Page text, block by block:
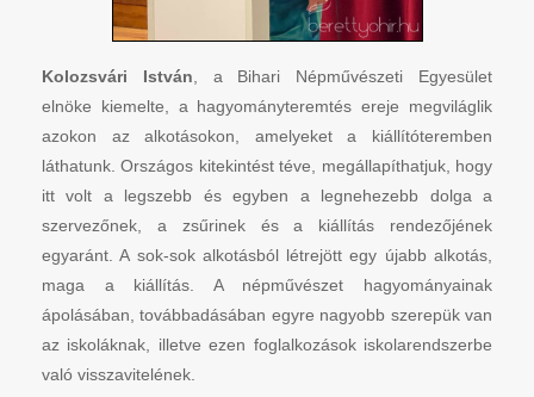
Kolozsvári István , a Bihari Népművészeti Egyesület
elnöke kiemelte, a hagyományteremtés ereje megviláglik
azokon az alkotásokon, amelyeket a kiállítóteremben
láthatunk. Országos kitekintést téve, megállapíthatjuk, hogy
itt volt a legszebb és egyben a legnehezebb dolga a
szervezőnek, a zsűrinek és a kiállítás rendezőjének
egyaránt. A sok-sok alkotásból létrejött egy újabb alkotás,
maga a kiállítás. A népművészet hagyományainak
ápolásában, továbbadásában egyre nagyobb szerepük van
az iskoláknak, illetve ezen foglalkozások iskolarendszerbe
való visszavitelének.